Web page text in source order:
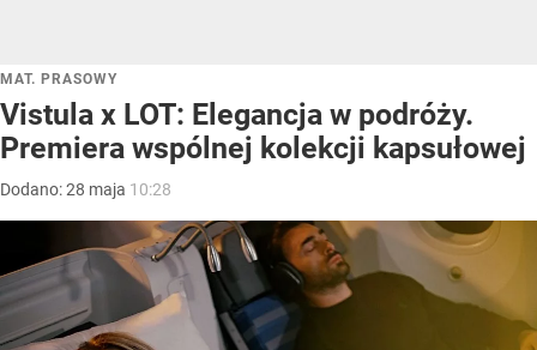
MAT. PRASOWY
Vistula x LOT: Elegancja w podróży.
Premiera wspólnej kolekcji kapsułowej
Dodano:28 maja 10:28